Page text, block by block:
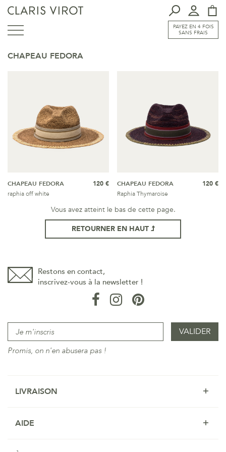
PAYEZ EN 4 FOIS
SANS FRAIS
CHAPEAU FEDORA
CHAPEAU FEDORA
raphia off white
120 €
CHAPEAU FEDORA
Raphia Thymaroise
120 €
Vous avez atteint le bas de cette page.
RETOURNER EN HAUT
Restons en contact,
inscrivez-vous à la newsletter !
Promis, on n'en abusera pas !
LIVRAISON
AIDE